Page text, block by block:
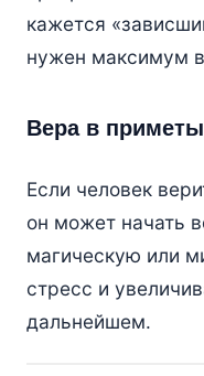
кажется
нужен максимум
Вера в
Если человек
он может начать
магическую или
стресс и
дальнейшем.